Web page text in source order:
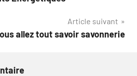
Article suivant
allez tout savoir savonnerie